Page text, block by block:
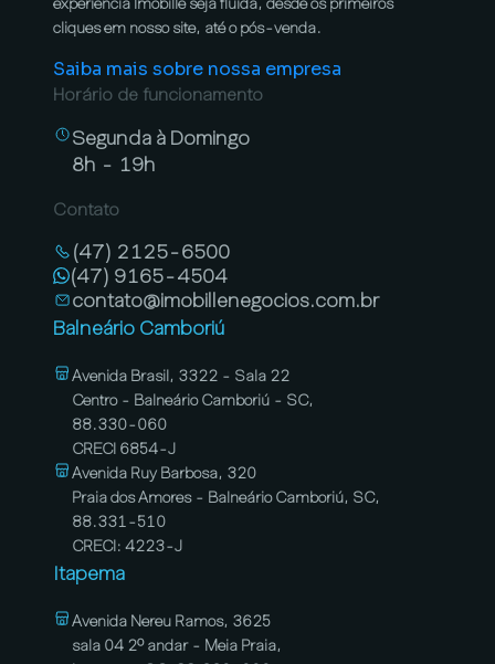
cliques em nosso site, até o pós-venda.
Saiba mais sobre nossa empresa
Horário de funcionamento
Segunda à Domingo
8h - 19h
Contato
(47) 2125-6500
(47) 9165-4504
contato@imobillenegocios.com.br
Balneário Camboriú
Avenida Brasil, 3322 - Sala 22
Centro - Balneário Camboriú - SC,
88.330-060
CRECI 6854-J
Avenida Ruy Barbosa, 320
Praia dos Amores - Balneário Camboriú, SC,
88.331-510
CRECI: 4223-J
Itapema
Avenida Nereu Ramos, 3625
sala 04 2º andar - Meia Praia,